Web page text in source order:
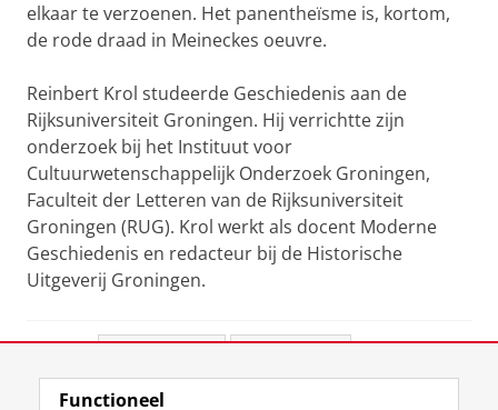
elkaar te verzoenen. Het panentheïsme is, kortom,
de rode draad in Meineckes oeuvre.
Reinbert Krol studeerde Geschiedenis aan de
Rijksuniversiteit Groningen. Hij verrichtte zijn
onderzoek bij het Instituut voor
Cultuurwetenschappelijk Onderzoek Groningen,
Faculteit der Letteren van de Rijksuniversiteit
Groningen (RUG). Krol werkt als docent Moderne
Geschiedenis en redacteur bij de Historische
Uitgeverij Groningen.
View this page in:English
Functioneel